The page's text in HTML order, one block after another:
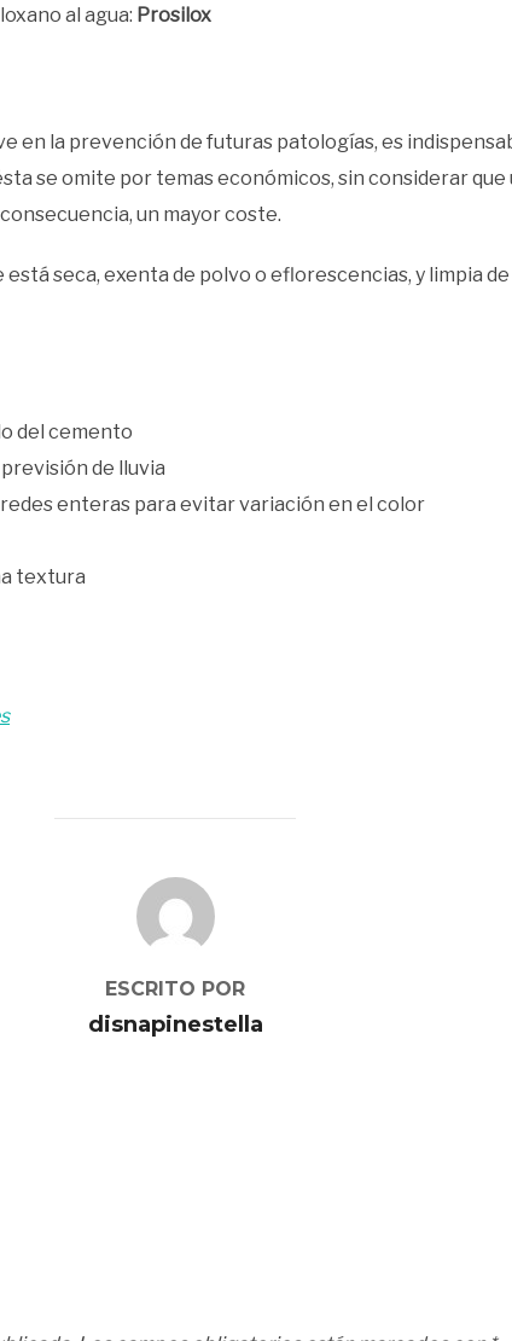
al agua: Prosilox
en la prevención de futuras patologías, es
se omite por temas económicos, sin considerar
un mayor coste.
seca, exenta de polvo o eflorescencias, y limpia
del cemento
de lluvia
enteras para evitar variación en el color
textura
AUTOR DE LA PUBLICACIÓN
ESCRITO POR
disnapinestella